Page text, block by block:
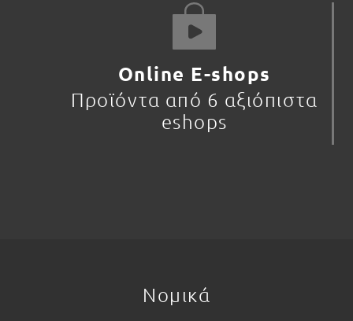
Online E-shops
Προϊόντα από 6 αξιόπιστα
eshops
Νομικά